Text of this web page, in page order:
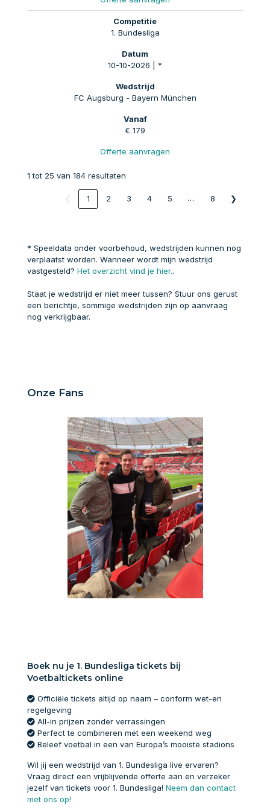
1. Bundesliga
10-10-2026 | *
FC Augsburg - Bayern München
€ 179
Offerte aanvragen
1 tot 25 van 184 resultaten
1 2 3 4 5 … 8 ❯
* Speeldata onder voorbehoud, wedstrijden kunnen nog
verplaatst worden. Wanneer wordt mijn wedstrijd
vastgesteld? Het overzicht vind je hier..
Staat je wedstrijd er niet meer tussen? Stuur ons gerust
een berichtje, sommige wedstrijden zijn op aanvraag
nog verkrijgbaar.
Onze Fans
Boek nu je 1. Bundesliga tickets bij
Voetbaltickets online
Officiële tickets altijd op naam – conform wet-en
regelgeving
All-in prijzen zonder verrassingen
Perfect te combineren met een weekend weg
Beleef voetbal in een van Europa’s mooiste stadions
Wil jij een wedstrijd van 1. Bundesliga live ervaren?
Vraag direct een vrijblijvende offerte aan en verzeker
jezelf van tickets voor 1. Bundesliga! Neem dan contact
met ons op!